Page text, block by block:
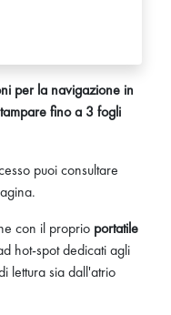
per la navigazione in
fino a 3 fogli
puoi consultare
con il proprio portatile
hot-spot dedicati agli
lettura sia dall'atrio